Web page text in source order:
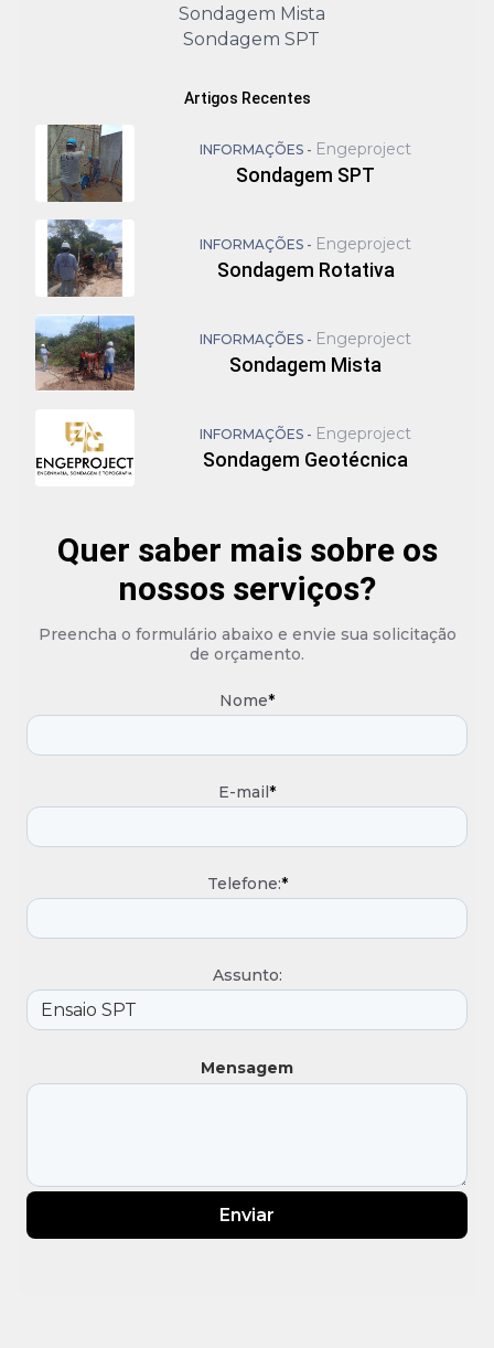
Sondagem Mista
Sondagem SPT
Artigos Recentes
INFORMAÇÕES - Engeproject
Sondagem SPT
INFORMAÇÕES - Engeproject
Sondagem Rotativa
INFORMAÇÕES - Engeproject
Sondagem Mista
INFORMAÇÕES - Engeproject
Sondagem Geotécnica
Quer saber mais sobre os
nossos serviços?
Preencha o formulário abaixo e envie sua solicitação
de orçamento.
Nome*
E-mail*
Telefone:*
Assunto:
Mensagem
Enviar